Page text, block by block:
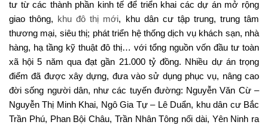
tư từ các thành phần kinh tế để triển khai các dự án mở rộng
giao thông, khu đô thị mới, khu dân cư tập trung, trung tâm
thương mại, siêu thị; phát triển hệ thống dịch vụ khách sạn, nhà
hàng, hạ tầng kỹ thuật đô thị… với tổng nguồn vốn đầu tư toàn
xã hội 5 năm qua đạt gần 21.000 tỷ đồng. Nhiều dự án trọng
điểm đã được xây dựng, đưa vào sử dụng phục vụ, nâng cao
đời sống người dân, như các tuyến đường: Nguyễn Văn Cừ –
Nguyễn Thị Minh Khai, Ngô Gia Tự – Lê Duẩn, khu dân cư Bắc
Trần Phú, Phan Bội Châu, Trần Nhân Tông nối dài, Yên Ninh ra